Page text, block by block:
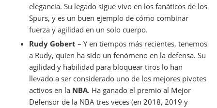
elegancia. Su legado sigue vivo en los fanáticos de los
Spurs, y es un buen ejemplo de cómo combinar
fuerza y agilidad en un solo cuerpo.
Rudy Gobert – Y en tiempos más recientes, tenemos
a Rudy, quien ha sido un fenómeno en la defensa. Su
agilidad y habilidad para bloquear tiros lo han
llevado a ser considerado uno de los mejores pivotes
activos en la NBA. Ha ganado el premio al Mejor
Defensor de la NBA tres veces (en 2018, 2019 y